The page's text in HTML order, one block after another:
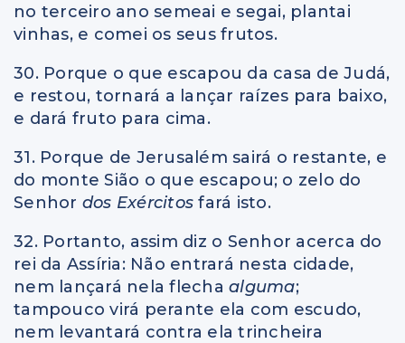
no terceiro ano semeai e segai, plantai
vinhas, e comei os seus frutos.
30. Porque o que escapou da casa de Judá,
e restou, tornará a lançar raízes para baixo,
e dará fruto para cima.
31. Porque de Jerusalém sairá o restante, e
do monte Sião o que escapou; o zelo do
Senhor dos Exércitosfará isto.
32. Portanto, assim diz o Senhor acerca do
rei da Assíria: Não entrará nesta cidade,
nem lançará nela flecha alguma;
tampouco virá perante ela com escudo,
nem levantará contra ela trincheira